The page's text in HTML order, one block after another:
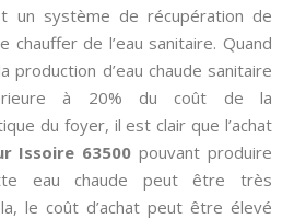
un système de récupération de
chauffer de l’eau sanitaire. Quand
production d’eau chaude sanitaire
à 20% du coût de la
du foyer, il est clair que l’achat
Issoire 63500 pouvant produire
eau chaude peut être très
le coût d’achat peut être élevé